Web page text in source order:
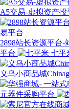
A5交易-虚拟资产
2898站长资源平台
平台
七平
义乌小商品城
元器件采购平台